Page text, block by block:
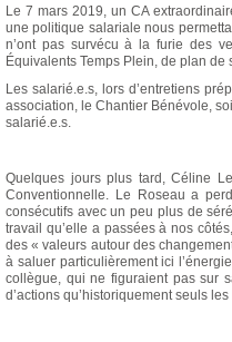
Le 7 mars 2019, un CA
une politique salariale nous
n’ont pas survécu à la furie des
Équivalents Temps Plein, de plan
Les salarié.e.s, lors d’entretiens
association, le Chantier Bénévole,
salarié.e.s.
Quelques jours plus tard, Céline
Conventionnelle. Le Roseau a
consécutifs avec un peu plus de
travail qu’elle a passées à nos
des « valeurs autour des
à saluer particulièrement ici
collègue, qui ne figuraient pas sur
d’actions qu’historiquement seuls